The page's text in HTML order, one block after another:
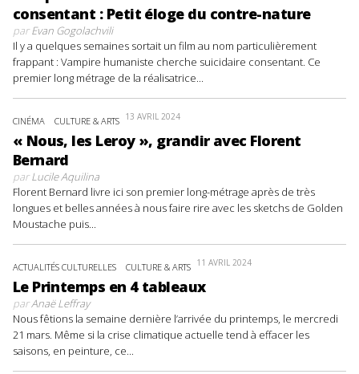
consentant : Petit éloge du contre-nature
parEvan Gogolachvili
Il y a quelques semaines sortait un film au nom particulièrement
frappant : Vampire humaniste cherche suicidaire consentant. Ce
premier long métrage de la réalisatrice...
CINÉMA CULTURE & ARTS 13 AVRIL 2024
« Nous, les Leroy », grandir avec Florent
Bernard
parLucile Aquilina
Florent Bernard livre ici son premier long-métrage après de très
longues et belles années à nous faire rire avec les sketchs de Golden
Moustache puis...
ACTUALITÉS CULTURELLES CULTURE & ARTS 11 AVRIL 2024
Le Printemps en 4 tableaux
parAnaë Leffray
Nous fêtions la semaine dernière l’arrivée du printemps, le mercredi
21 mars. Même si la crise climatique actuelle tend à effacer les
saisons, en peinture, ce...